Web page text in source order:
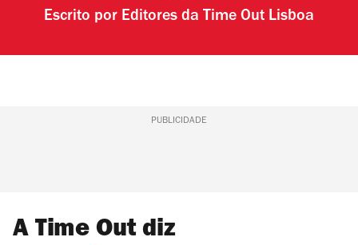
Escrito por Editores da Time Out Lisboa
PUBLICIDADE
A Time Out diz